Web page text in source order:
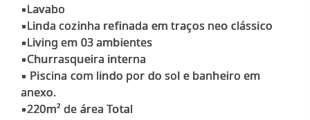
▪Lavabo
▪Linda cozinha refinada em traços neo clássico
▪Living em 03 ambientes
▪Churrasqueira interna
▪ Piscina com lindo por do sol e banheiro em
anexo.
▪220m² de área Total